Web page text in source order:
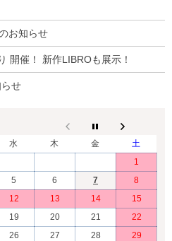
お知らせ
開催！ 新作LIBROも展示！
せ
水 木 金
土
1
5 6 7
8
12 13 14
15
19 20 21
22
26 27 28 29